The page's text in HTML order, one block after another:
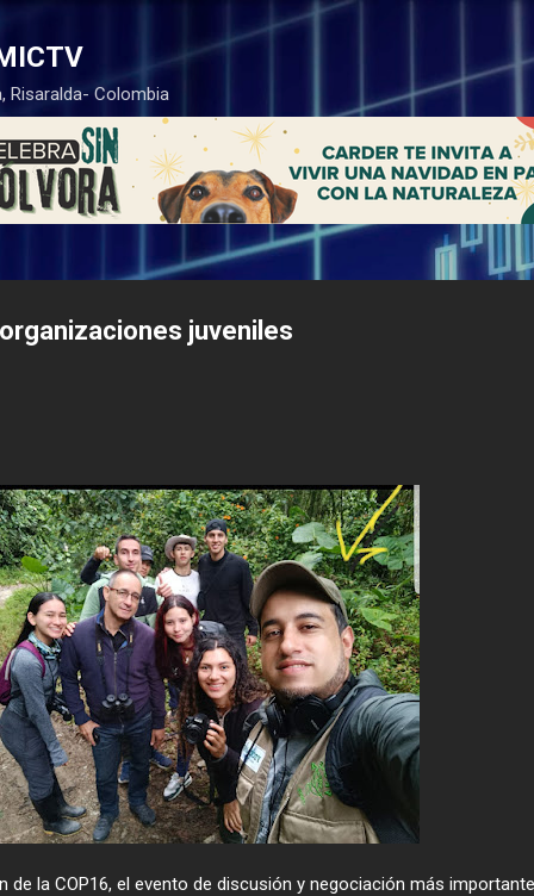
Ir al contenido principal
Risaralda- Colombia
juveniles
de la COP16, el evento de discusión y negociación más